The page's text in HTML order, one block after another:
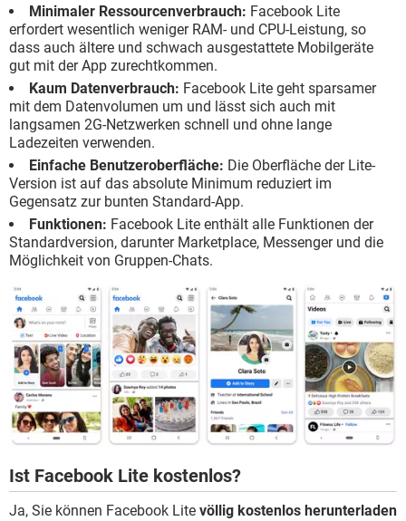
Minimaler Ressourcenverbrauch: Facebook Lite
erfordert wesentlich weniger RAM- und CPU-Leistung, so
dass auch ältere und schwach ausgestattete Mobilgeräte
gut mit der App zurechtkommen.
Kaum Datenverbrauch: Facebook Lite geht sparsamer
mit dem Datenvolumen um und lässt sich auch mit
langsamen 2G-Netzwerken schnell und ohne lange
Ladezeiten verwenden.
Einfache Benutzeroberfläche: Die Oberfläche der Lite-
Version ist auf das absolute Minimum reduziert im
Gegensatz zur bunten Standard-App.
Funktionen: Facebook Lite enthält alle Funktionen der
Standardversion, darunter Marketplace, Messenger und die
Möglichkeit von Gruppen-Chats.
Ist Facebook Lite kostenlos?
Ja, Sie können Facebook Lite völlig kostenlos herunterladen